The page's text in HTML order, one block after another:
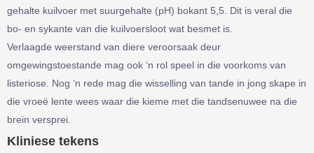
gehalte kuilvoer met suurgehalte (pH) bokant 5,5. Dit is veral die
bo- en sykante van die kuilvoersloot wat besmet is.
Verlaagde weerstand van diere veroorsaak deur
omgewingstoestande mag ook ‘n rol speel in die voorkoms van
listeriose. Nog ‘n rede mag die wisselling van tande in jong skape in
die vroeë lente wees waar die kieme met die tandsenuwee na die
brein versprei.
Kliniese tekens